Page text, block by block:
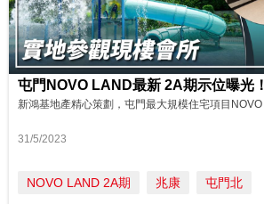
31/5/2023
NOVO LAND 2A期 兆康 屯門北